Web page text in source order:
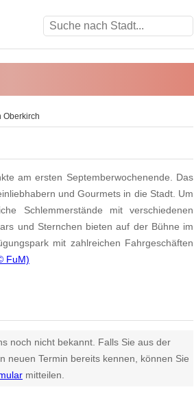
Oberkirch
am ersten Septemberwochenende. Das
und Gourmets in die Stadt. Um
Schlemmerstände mit verschiedenen
und Sternchen bieten auf der Bühne im
mit zahlreichen Fahrgeschäften
FuM)
noch nicht bekannt. Falls Sie aus der
neuen Termin bereits kennen, können Sie
mitteilen.